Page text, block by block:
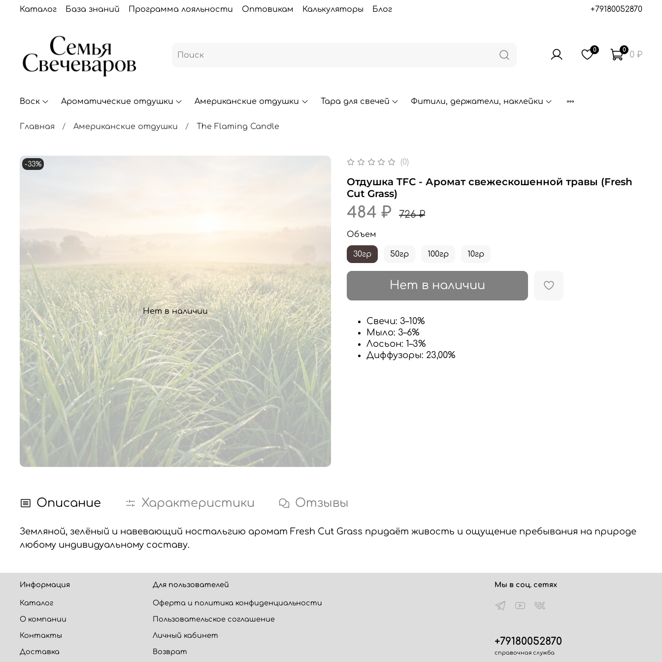
Каталог База знаний Программа лояльности Оптовикам Калькуляторы Блог +79180052870
0 0 0 ₽
Воск Ароматические отдушки Американские отдушки Тара для свечей Фитили, держатели, наклейки
Главная Американские отдушки The Flaming Candle
Нет в наличии
-33% (0)
Отдушка TFC - Аромат свежескошенной травы (Fresh
Cut Grass)
484 ₽ 726 ₽
Нет в наличии
Объем
30гр 50гр 100гр 10гр
Свечи: 3–10%
Мыло: 3–6%
Лосьон: 1–3%
Диффузоры: 23,00%
Описание Характеристики Отзывы
Земляной, зелёный и навевающий ностальгию аромат Fresh Cut Grass придаёт живость и ощущение пребывания на природе
любому индивидуальному составу.
Информация
Каталог
О компании
Контакты
Доставка
Для пользователей
Оферта и политика конфиденциальности
Пользовательское соглашение
Личный кабинет
Возврат
Мы в соц. сетях
+79180052870
справочная служба